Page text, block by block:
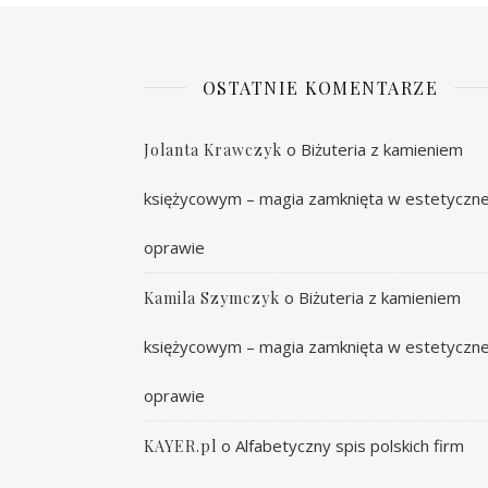
OSTATNIE KOMENTARZE
Jolanta Krawczyk o Biżuteria z kamieniem
księżycowym – magia zamknięta w
oprawie
Kamila Szymczyk o Biżuteria z kamieniem
księżycowym – magia zamknięta w
oprawie
KAYER.pl o Alfabetyczny spis polskich firm